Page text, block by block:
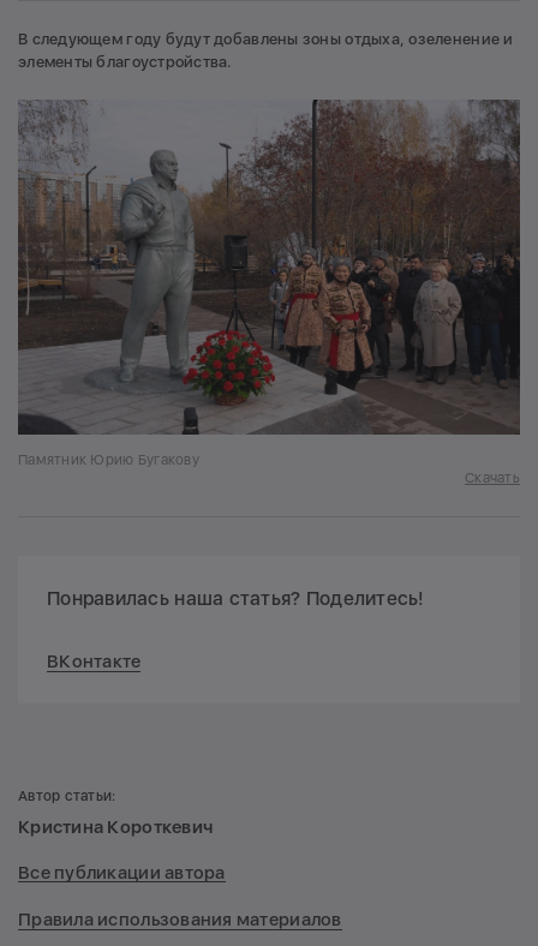
В следующем году будут добавлены зоны отдыха, озеленение и
элементы благоустройства.
Памятник Юрию Бугакову
Скачать
Понравилась наша статья? Поделитесь!
ВКонтакте
Автор статьи:
Кристина Короткевич
Все публикации автора
Правила использования материалов